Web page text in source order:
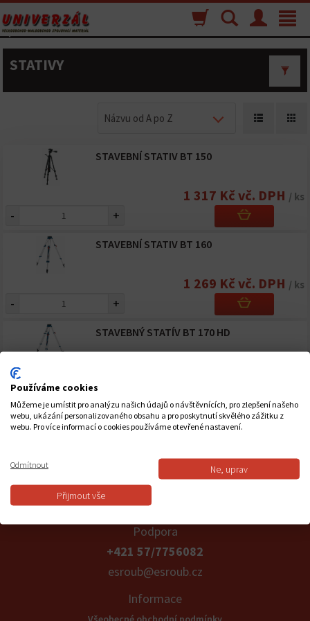
Toggle
Menu
Vyhľadávanie
Nákupný
košík
STATIVY
Názvu od A po Z
STAVEBNÍ STATIV BT 150
1 317 Kč vč. DPH / ks
- +
STAVEBNÍ STATIV BT 160
1 269 Kč vč. DPH / ks
- +
STAVEBNÝ STATÍV BT 170 HD
-
STAVEBNÍ STATIV BT 250
2 293 Kč vč. DPH/ ks
Podpora
+421 57/7756082
esroub@esroub.cz
Informace
Používáme cookies
Můžeme je umístit pro analýzu našich údajů o návštěvnících, pro zlepšení našeho
webu, ukázání personalizovaného obsahu a pro poskytnutí skvělého zážitku z
webu. Pro více informací o cookies používáme otevřené nastavení.
Odmítnout Ne, uprav
Přijmout vše